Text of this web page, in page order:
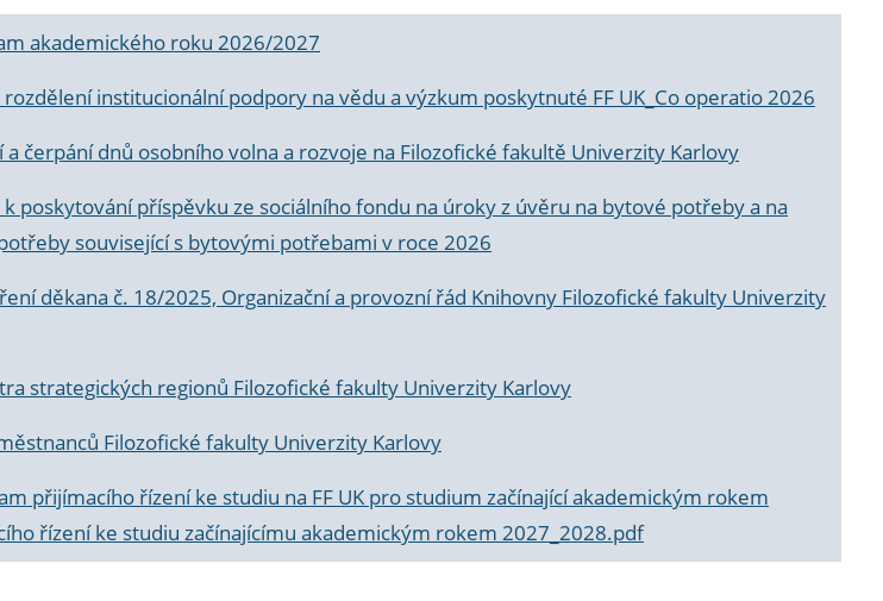
akademického roku 2026/2027
institucionální podpory na vědu a výzkum poskytnuté FF UK_Co operatio 2026
čerpání dnů osobního volna a rozvoje na Filozofické fakultě Univerzity Karlovy
poskytování příspěvku ze sociálního fondu na úroky z úvěru na bytové potřeby a na
související s bytovými potřebami v roce 2026
děkana č. 18/2025, Organizační a provozní řád Knihovny Filozofické fakulty Univerzity
strategických regionů Filozofické fakulty Univerzity Karlovy
Filozofické fakulty Univerzity Karlovy
přijímacího řízení ke studiu na FF UK pro studium začínající akademickým rokem
řízení ke studiu začínajícímu akademickým rokem 2027_2028.pdf